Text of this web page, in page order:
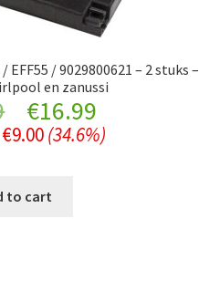
/ 9029800621 – 2 stuks –
en zanussi
Original
price
was:
€16.99Current
price
€9.00 (34.6%)
to cart